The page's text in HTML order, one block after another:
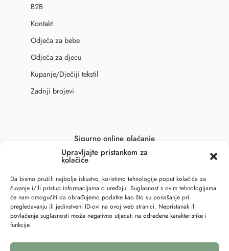
Upravljajte pristankom za
kolačiće
Da bismo pružili najbolje iskustvo, koristimo tehnologije poput kolačića za
čuvanje i/ili pristup informacijama o uređaju. Suglasnost s ovim tehnologijama
će nam omogućiti da obrađujemo podatke kao što su ponašanje pri
pregledavanju ili jedinstveni ID-ovi na ovoj web stranici. Nepristanak ili
povlačenje suglasnosti može negativno utjecati na određene karakteristike i
funkcije.
B2B
Kontakt
Odjeća za bebe
Odjeća za djecu
Kupanje/Dječiji tekstil
Zadnji brojevi
Sigurno online plaćanje